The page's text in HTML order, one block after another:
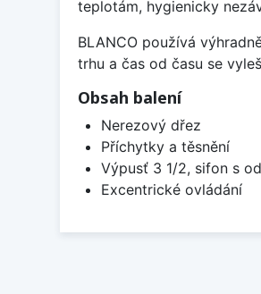
teplotám, hygienicky
BLANCO používá
trhu a čas od času se
Obsah balení
Nerezový dřez
Příchytky a těsnění
Výpusť 3 1/2, sifon s
Excentrické ovládání